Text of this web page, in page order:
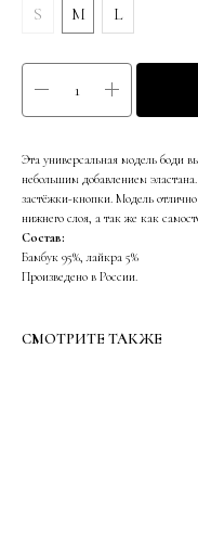
S
M L
Эта универсальная модель боди
небольшим добавлением
застёжки-кнопки. Модель
нижнего слоя, а так же как
Состав:
Бамбук 95%, лайкра 5%
Произведено в России.
СМОТРИТЕ ТАКЖЕ